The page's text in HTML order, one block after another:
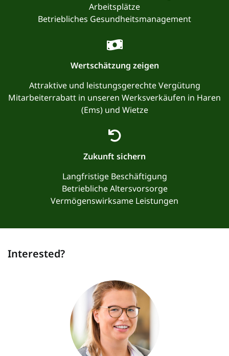
Arbeitsplätze
Betriebliches Gesundheitsmanagement
Wertschätzung zeigen
Attraktive und leistungsgerechte Vergütung
Mitarbeiterrabatt in unseren Werksverkäufen in Haren
(Ems) und Wietze
Zukunft sichern
Langfristige Beschäftigung
Betriebliche Altersvorsorge
Vermögenswirksame Leistungen
Interested?